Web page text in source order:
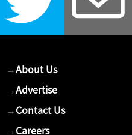
→About Us
→Advertise
→Contact Us
→Careers